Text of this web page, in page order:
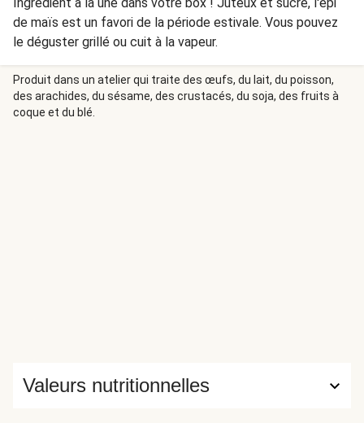
de maïs est un favori de la période estivale. Vous pouvez
le déguster grillé ou cuit à la vapeur.
Produit dans un atelier qui traite des œufs, du lait, du poisson,
des arachides, du sésame, des crustacés, du soja, des fruits à
coque et du blé.
Valeurs nutritionnelles